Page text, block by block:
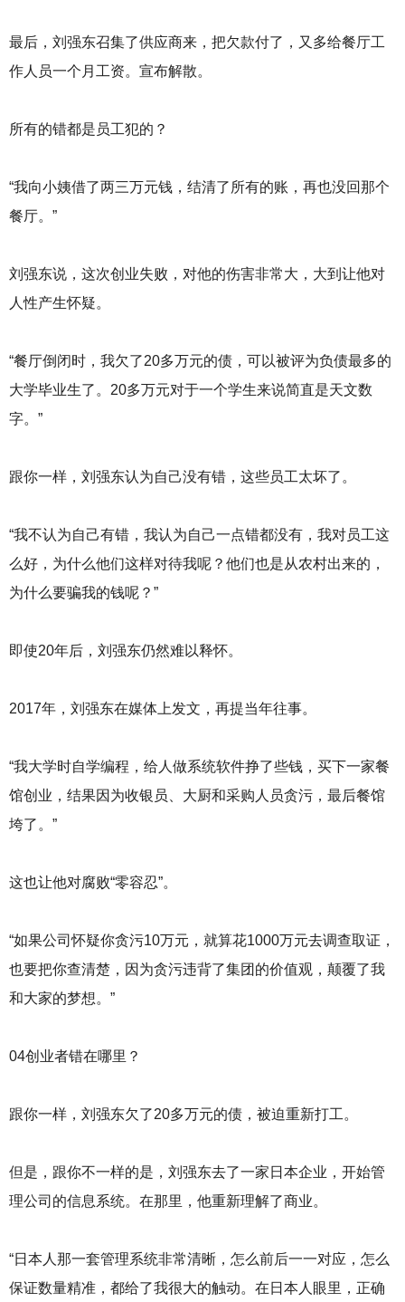
最后，刘强东召集了供应商来，把欠款付了，又多给餐厅工
作人员一个月工资。宣布解散。
所有的错都是员工犯的？
“我向小姨借了两三万元钱，结清了所有的账，再也没回那个
餐厅。”
刘强东说，这次创业失败，对他的伤害非常大，大到让他对
人性产生怀疑。
“餐厅倒闭时，我欠了20多万元的债，可以被评为负债最多的
大学毕业生了。20多万元对于一个学生来说简直是天文数
字。”
跟你一样，刘强东认为自己没有错，这些员工太坏了。
“我不认为自己有错，我认为自己一点错都没有，我对员工这
么好，为什么他们这样对待我呢？他们也是从农村出来的，
为什么要骗我的钱呢？”
即使20年后，刘强东仍然难以释怀。
2017年，刘强东在媒体上发文，再提当年往事。
“我大学时自学编程，给人做系统软件挣了些钱，买下一家餐
馆创业，结果因为收银员、大厨和采购人员贪污，最后餐馆
垮了。”
这也让他对腐败“零容忍”。
“如果公司怀疑你贪污10万元，就算花1000万元去调查取证，
也要把你查清楚，因为贪污违背了集团的价值观，颠覆了我
和大家的梦想。”
04创业者错在哪里？
跟你一样，刘强东欠了20多万元的债，被迫重新打工。
但是，跟你不一样的是，刘强东去了一家日本企业，开始管
理公司的信息系统。在那里，他重新理解了商业。
“日本人那一套管理系统非常清晰，怎么前后一一对应，怎么
保证数量精准，都给了我很大的触动。在日本人眼里，正确